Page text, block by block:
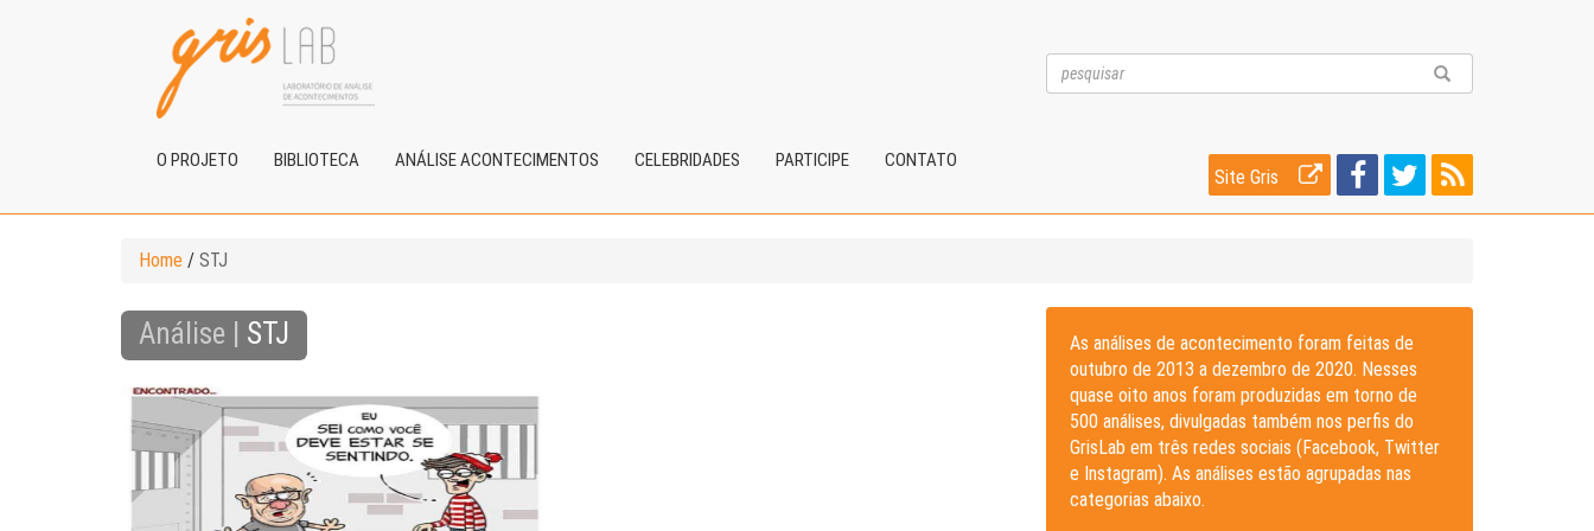
O PROJETO BIBLIOTECA ANÁLISE ACONTECIMENTOS CELEBRIDADES PARTICIPE CONTATO
Site Gris
Home / STJ
Análise | STJ
As análises de acontecimento foram feitas de
outubro de 2013 a dezembro de 2020. Nesses
quase oito anos foram produzidas em torno de
500 análises, divulgadas também nos perfis do
GrisLab em três redes sociais (Facebook, Twitter
e Instagram). As análises estão agrupadas nas
categorias abaixo.